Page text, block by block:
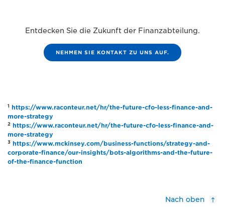
Entdecken Sie die Zukunft der Finanzabteilung.
NEHMEN SIE KONTAKT ZU UNS AUF.
1 https://www.raconteur.net/hr/the-future-cfo-less-finance-and-
more-strategy
2 https://www.raconteur.net/hr/the-future-cfo-less-finance-and-
more-strategy
3 https://www.mckinsey.com/business-functions/strategy-and-
corporate-finance/our-insights/bots-algorithms-and-the-future-
of-the-finance-function
Nach oben